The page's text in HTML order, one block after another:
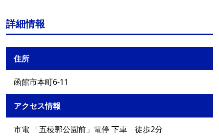
詳細情報
住所
函館市本町6-11
アクセス情報
市電 「五稜郭公園前」電停 下車 徒歩2分